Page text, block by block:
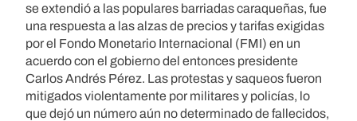
se extendió a las populares barriadas caraqueñas, fue
una respuesta a las alzas de precios y tarifas exigidas
por el Fondo Monetario Internacional (FMI) en un
acuerdo con el gobierno del entonces presidente
Carlos Andrés Pérez. Las protestas y saqueos fueron
mitigados violentamente por militares y policías, lo
que dejó un número aún no determinado de fallecidos,